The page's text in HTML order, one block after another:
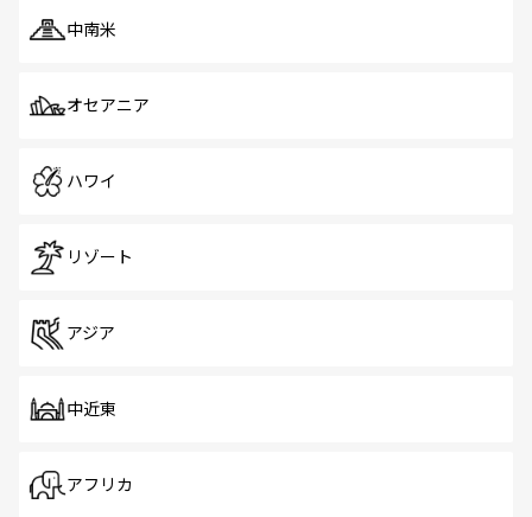
中南米
オセアニア
ハワイ
リゾート
アジア
中近東
アフリカ